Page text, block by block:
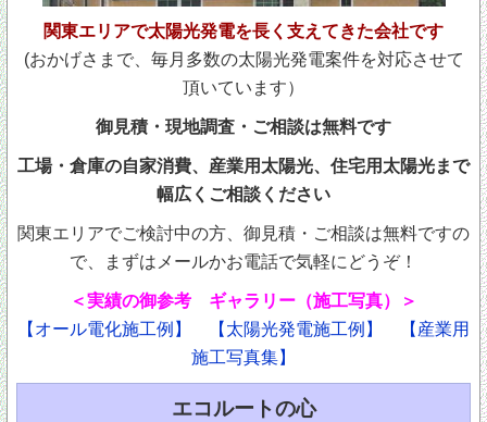
関東エリアで太陽光発電を長く支えてきた会社です
(おかげさまで、毎月多数の太陽光発電案件を対応させて
頂いています）
御見積・現地調査・ご相談は無料です
工場・倉庫の自家消費、産業用太陽光、住宅用太陽光まで
幅広くご相談ください
関東エリアでご検討中の方、御見積・ご相談は無料ですの
で、まずはメールかお電話で気軽にどうぞ！
＜実績の御参考 ギャラリー（施工写真）＞
【オール電化施工例】
【太陽光発電施工例】
【産業用
施工写真集】
エコルートの心